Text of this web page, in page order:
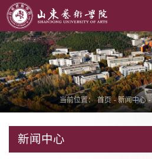
当前位置： 首页 - 新闻中心 -
新闻中心